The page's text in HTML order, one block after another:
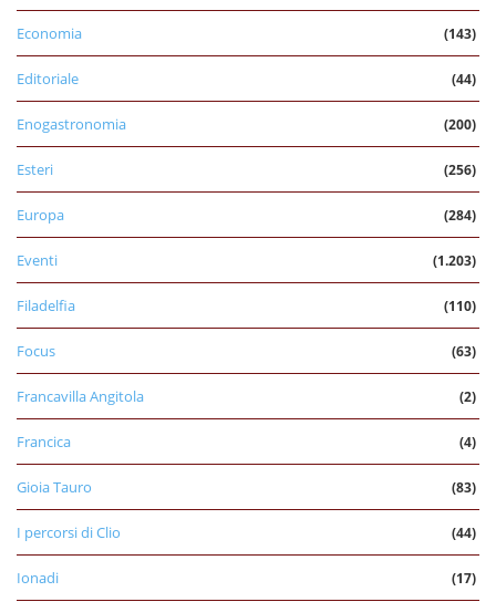
Economia (143)
Editoriale (44)
Enogastronomia (200)
Esteri (256)
Europa (284)
Eventi (1.203)
Filadelfia (110)
Focus (63)
Francavilla Angitola (2)
Francica (4)
Gioia Tauro (83)
I percorsi di Clio (44)
Ionadi (17)